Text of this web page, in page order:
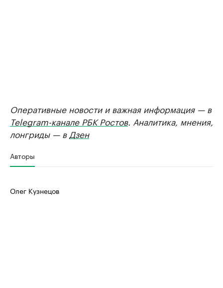
Оперативные новости и важная информация — в
Telegram-канале РБК Ростов. Аналитика, мнения,
лонгриды — в Дзен
Авторы
Олег Кузнецов